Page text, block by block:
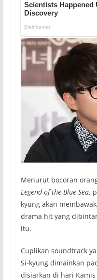
Menurut bocoran
Legend of the Blue Sea,
kyung akan
drama hit yang
itu.
Cuplikan soundtrack
Si-kyung dimainkan
disiarkan di hari